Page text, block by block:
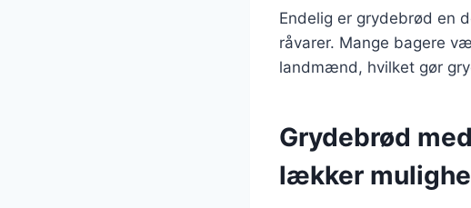
Endelig er grydebrød en
råvarer. Mange bagere
landmænd, hvilket gør
Grydebrød
lækker